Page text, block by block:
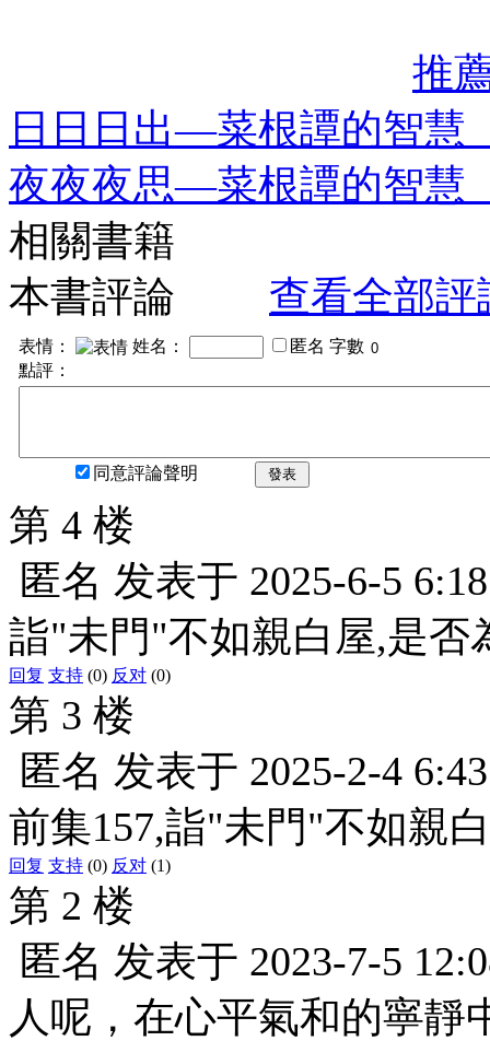
推
日日日出—菜根譚的智
夜夜夜思—菜根譚的智
相關書籍
本書評論
查看全部評
表情： 姓名： 匿名 字數
點評：
同意評論聲明 發表
第 4 楼
匿名 发表于 2025-6-5
詣"未門"不如親白屋,是否
回复 支持 (0) 反对 (0)
第 3 楼
匿名 发表于 2025-2-4
前集157,詣"未門"不如親
回复 支持 (0) 反对 (1)
第 2 楼
匿名 发表于 2023-7-5
人呢，在心平氣和的寧靜